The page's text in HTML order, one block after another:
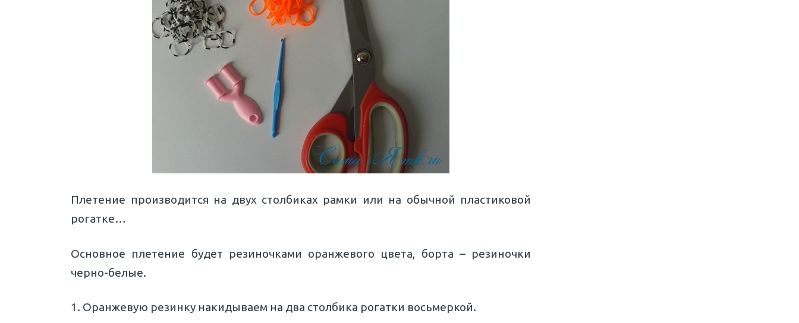
Плетение производится на двух столбиках рамки или на обычной пластиковой
рогатке…
Основное плетение будет резиночками оранжевого цвета, борта – резиночки
черно-белые.
1. Оранжевую резинку накидываем на два столбика рогатки восьмеркой.